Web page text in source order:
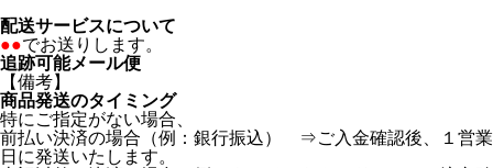
配送サービスについて
●●でお送りします。
追跡可能メール便
【備考】
商品発送のタイミング
特にご指定がない場合、
前払い決済の場合（例：銀行振込） ⇒ご入金確認後、１営業
日に発送いたします。